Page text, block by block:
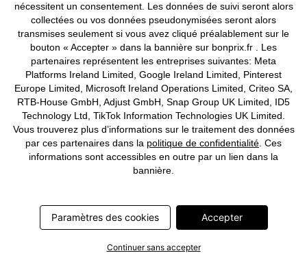
T-shirt avec détail nœud
CHF 19,95CHF 26,95-25%
T-shirt coton et soie
CHF 37,95CHF 42,95-11%
nécessitent un consentement. Les données de suivi seront alors
collectées ou vos données pseudonymisées seront alors
transmises seulement si vous avez cliqué préalablement sur le
bouton « Accepter » dans la bannière sur bonprix.fr . Les
partenaires représentent les entreprises suivantes: Meta
Platforms Ireland Limited, Google Ireland Limited, Pinterest
Europe Limited, Microsoft Ireland Operations Limited, Criteo SA,
RTB-House GmbH, Adjust GmbH, Snap Group UK Limited, ID5
Technology Ltd, TikTok Information Technologies UK Limited.
Vous trouverez plus d’informations sur le traitement des données
par ces partenaires dans la politique de confidentialité . Ces
informations sont accessibles en outre par un lien dans la
bannière.
Paramètres des cookies Accepter
Continuer sans accepter